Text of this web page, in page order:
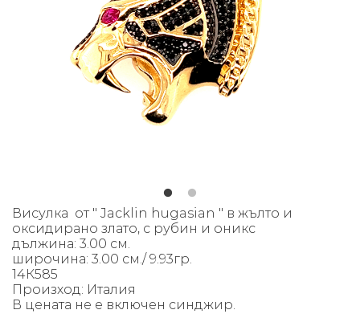
Висулка от " Jacklin hugasian " в жълто и
оксидирано злато, с рубин и оникс
дължина: 3.00 см.
широчина: 3.00 см./ 9.93гр.
14К585
Произход: Италия
В цената не е включен синджир.